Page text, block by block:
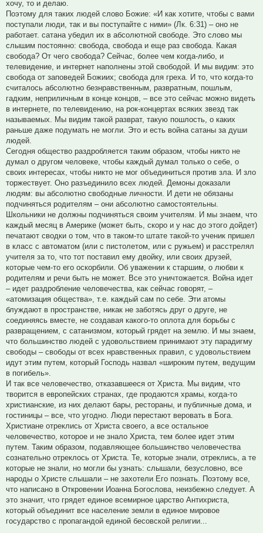
хочу, то и делаю.
Поэтому для таких людей слово Божие: «И как хотите, чтобы с вами
поступали люди, так и вы поступайте с ними» (Лк. 6:31) – оно не
работает. сатана убедил их в абсолютной свободе. Это слово мы
слышим постоянно: свобода, свобода и еще раз свобода. Какая
свобода? От чего свобода? Сейчас, более чем когда-либо, и
телевидение, и интернет наполнены этой свободой. И мы видим: это
свобода от заповедей Божиих; свобода для греха. И то, что когда-то
считалось абсолютно безнравственным, развратным, пошлым,
гадким, неприличным в конце концов, – все это сейчас можно видеть
в интернете, по телевидению, на рок-концертах всяких звезд так
называемых. Мы видим такой разврат, такую пошлость, о каких
раньше даже подумать не могли. Это и есть война сатаны за души
людей.
Сегодня общество раздробляется таким образом, чтобы никто не
думал о другом человеке, чтобы каждый думал только о себе, о
своих интересах, чтобы никто не мог объединиться против зла. И зло
торжествует. Оно разъединило всех людей. Демоны доказали
людям: вы абсолютно свободные личности. И дети не обязаны
подчиняться родителям – они абсолютно самостоятельны.
Школьники не должны подчиняться своим учителям. И мы знаем, что
каждый месяц в Америке (может быть, скоро и у нас до этого дойдет)
печатают сводки о том, что в таком-то штате такой-то ученик пришел
в класс с автоматом (или с пистолетом, или с ружьем) и расстрелял
учителя за то, что тот поставил ему двойку, или своих друзей,
которые чем-то его оскорбили. Об уважении к старшим, о любви к
родителям и речи быть не может. Все это уничтожается. Война идет
– идет раздробление человечества, как сейчас говорят, –
«атомизация общества», т.е. каждый сам по себе. Эти атомы
блуждают в пространстве, никак не заботясь друг о друге, не
соединяясь вместе, не создавая какого-то оплота для борьбы с
развращением, с сатанизмом, который грядет на землю. И мы знаем,
что большинство людей с удовольствием принимают эту парадигму
свободы – свободы от всех нравственных правил, с удовольствием
идут этим путем, который Господь назвал «широким путем, ведущим
в погибель».
И так все человечество, отказавшееся от Христа. Мы видим, что
творится в европейских странах, где продаются храмы, когда-то
христианские, из них делают бары, рестораны, и публичные дома, и
гостиницы – все, что угодно. Люди перестают веровать в Бога.
Христиане отреклись от Христа своего, а все остальное
человечество, которое и не знало Христа, тем более идет этим
путем. Таким образом, подавляющее большинство человечества
сознательно отреклось от Христа. Те, которые знали, отреклись, а те
которые не знали, но могли бы узнать: слышали, безусловно, все
народы о Христе слышали – не захотели Его познать. Поэтому все,
что написано в Откровении Иоанна Богослова, неизбежно следует. А
это значит, что грядет единое всемирное царство Антихриста,
который объединит все население земли в единое мировое
государство с пропагандой единой бесовской религии...